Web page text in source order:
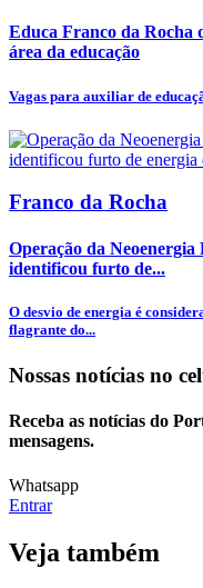
Educa Franco da Rocha
área da educação
Vagas para auxiliar de
Franco da Rocha
Operação da
identificou furto de...
O desvio de energia é
flagrante do...
Nossas notícias no
Receba as notícias do
mensagens.
Whatsapp
Entrar
Veja também